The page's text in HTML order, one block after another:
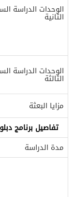
الوحدات الدراسة
الثانية
الوحدات الدراسة
الثالثة
مزايا البعثة
تفاصيل برنامج
مدة الدراسة